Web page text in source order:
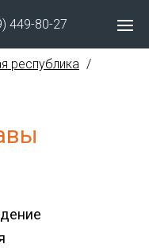
449-80-27
республика